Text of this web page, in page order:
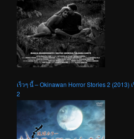
เร็วๆ นี้ – Okinawan Horror Stories 2 (2013)
2